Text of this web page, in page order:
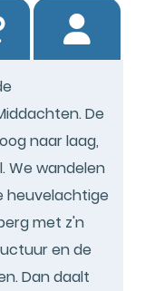
De
naar laag,
We wandelen
heuvelachtige
met z'n
en de
Dan daalt